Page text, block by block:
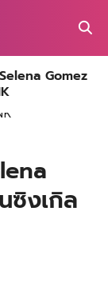
Gomez
ซิงเกิล